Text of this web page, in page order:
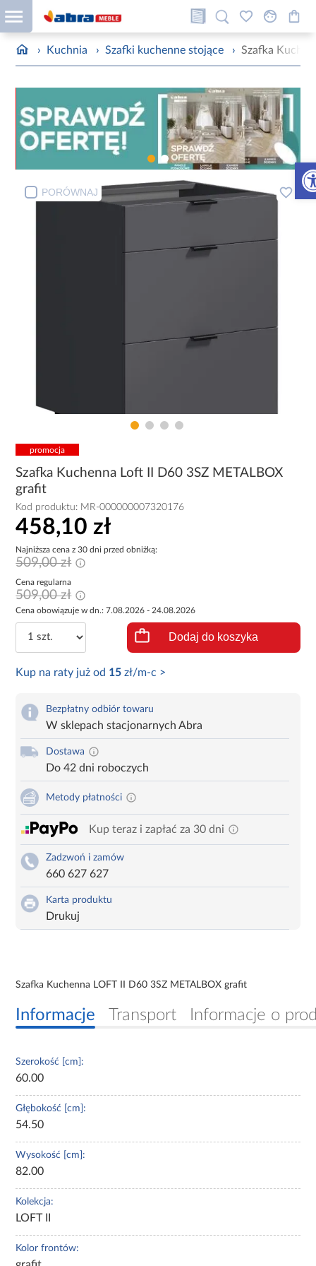
› Kuchnia › Szafki kuchenne stojące › Szafka
PORÓWNAJ
promocja
Szafka Kuchenna Loft II D60 3SZ METALBOX
grafit
Kod produktu: MR-000000007320176
458,10 zł
Najniższa cena z 30 dni przed obniżką:
509,00 zł
Cena regularna
509,00 zł
Cena obowiązuje w dn.: 7.08.2026 - 24.08.2026
Dodaj do koszyka
Kup na raty już od 15 zł/m-c >
Bezpłatny odbiór towaru
W sklepach stacjonarnych Abra
Dostawa
Do 42 dni roboczych
Metody płatności
Kup teraz i zapłać za 30 dni
Zadzwoń i zamów
660 627 627
Karta produktu
Drukuj
Szafka Kuchenna LOFT II D60 3SZ METALBOX grafit
Informacje Transport Informacje o
Szerokość [cm]:
60.00
Głębokość [cm]:
54.50
Wysokość [cm]:
82.00
Kolekcja:
LOFT II
Kolor frontów: